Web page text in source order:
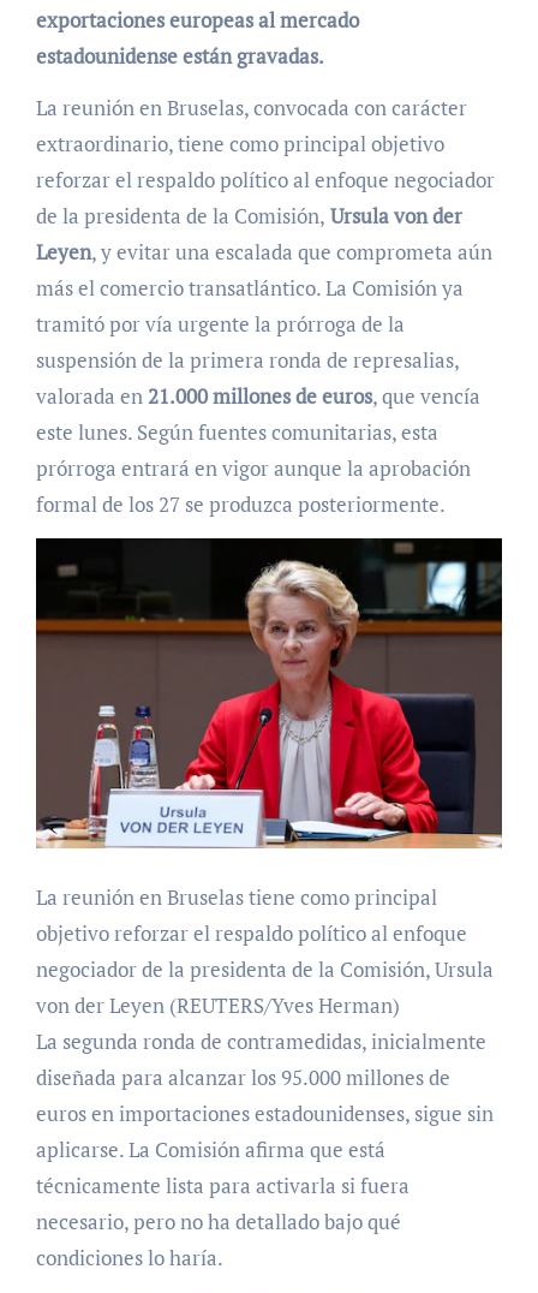
exportaciones europeas al mercado
estadounidense están gravadas.
La reunión en Bruselas, convocada con carácter
extraordinario, tiene como principal objetivo
reforzar el respaldo político al enfoque negociador
de la presidenta de la Comisión, Ursula von der
Leyen, y evitar una escalada que comprometa aún
más el comercio transatlántico. La Comisión ya
tramitó por vía urgente la prórroga de la
suspensión de la primera ronda de represalias,
valorada en21.000 millones de euros, que vencía
este lunes. Según fuentes comunitarias, esta
prórroga entrará en vigor aunque la aprobación
formal de los 27 se produzca posteriormente.
La reunión en Bruselas tiene como principal
objetivo reforzar el respaldo político al enfoque
negociador de la presidenta de la Comisión, Ursula
von der Leyen (REUTERS/Yves Herman)
La segunda ronda de contramedidas, inicialmente
diseñada para alcanzar los 95.000 millones de
euros en importaciones estadounidenses, sigue sin
aplicarse. La Comisión afirma que está
técnicamente lista para activarla si fuera
necesario, pero no ha detallado bajo qué
condiciones lo haría.